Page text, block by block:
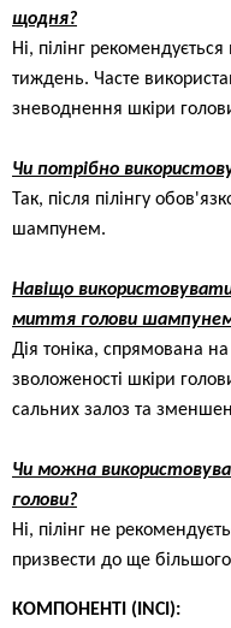
щодня?
Ні, пілінг
тиждень. Часте
зневоднення шкіри
Чи потрібно
Так, після пілінгу
шампунем.
Навіщо
миття голови
Дія тоніка, спрямована
зволоженості шкіри
сальних залоз та
Чи можна
голови?
Ні, пілінг не
призвести до ще
КОМПОНЕНТІ (INCI):